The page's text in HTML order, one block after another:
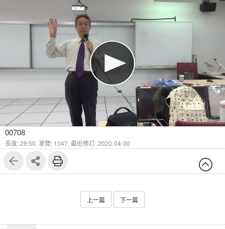
00708
長度: 29:50, 瀏覽: 1047, 最近修訂: 2020-04-30
上一篇 下一篇